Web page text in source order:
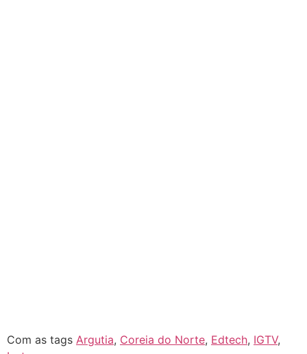
Com as tags Argutia, Coreia do Norte, Edtech, IGTV,